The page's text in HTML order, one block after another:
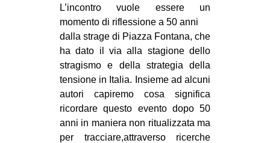
STUDENTI
CULTURE
ARTE
CINEMA
MANIFESTI
RECENSIONI
L’incontro vuole essere un
momento di riflessione a 50 anni
dalla strage di Piazza Fontana, che
ha dato il via alla stagione dello
stragismo e della strategia della
tensione in Italia. Insieme ad alcuni
autori capiremo cosa significa
ricordare questo evento dopo 50
anni in maniera non ritualizzata ma
per tracciare,attraverso ricerche